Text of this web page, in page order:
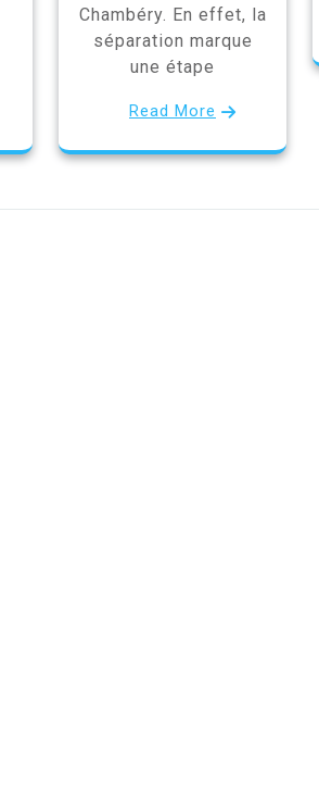
Chambéry. En effet, la
séparation marque
une étape
Read More